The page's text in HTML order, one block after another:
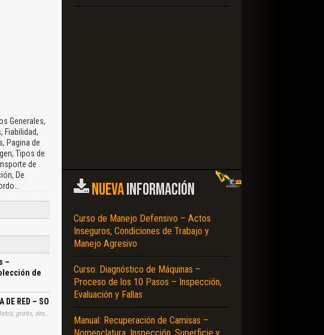
Generales,
Fiabilidad,
Pagina de
Tipos de
de
De
–
de
RED – SOLUCIONES INTEGRADAS – VELOCIDAD – CARACTERÍSTICAS – FIABILIDAD –
Tags: manual, instrucciones, manuales, libros, instrucción, gratuito, gratuitos, capacitación, entrenamiento, capacitaciones, información, datos, gratis, descargar, guías, guias, sae, control, vehiculos, series, comunicaciones, redes, parametros, tecnologias, redes, soluciones, integradas, velocidades, caracteristicas, fiabilidades, especificaciones, colecciones, normas, formatos, mensajes, parametros, secciones, aprender, descargas
NUEVAINFORMACIÓN
Curso de Manejo Defensivo – Actos
Inseguros, Condiciones de Trabajo y
Manejo Agresivo
Curso: Diagnóstico de Máquinas –
Proceso de los 10 Pasos – Inspección,
Evaluación y Fallas
Manual: Recuperación de Camisas –